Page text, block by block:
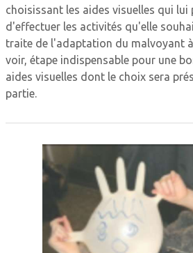
choisissant les aides visuelles qui
d'effectuer les activités qu'elle
traite de l'adaptation du malvoyant
voir, étape indispensable pour une
aides visuelles dont le choix sera
partie.